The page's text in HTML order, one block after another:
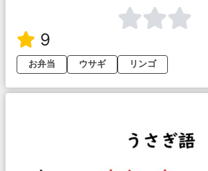
9
お弁当
ウサギ リンゴ